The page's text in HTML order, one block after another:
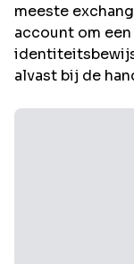
meeste
account om
alvast bij de